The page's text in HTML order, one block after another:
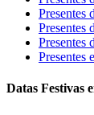
Presentes
Presentes
Presentes
Presentes
Datas Festivas